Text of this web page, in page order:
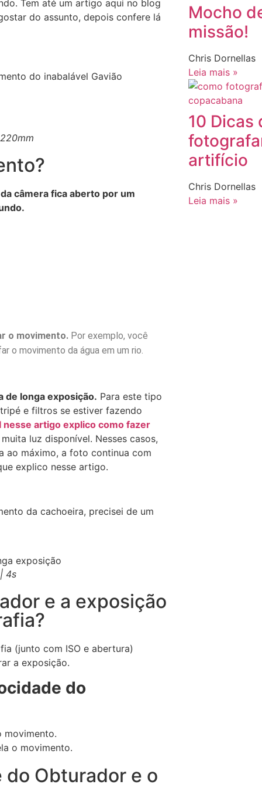
Tem até um artigo aqui no blog
do assunto, depois confere lá
do inabalável Gavião
câmera fica aberto por um
o movimento. Por exemplo, você
o movimento da água em um rio.
de longa exposição. Para este tipo
e filtros se estiver fazendo
nesse artigo explico como fazer
luz disponível. Nesses casos,
ao máximo, a foto continua com
explico nesse artigo.
da cachoeira, precisei de um
4s
e a exposição
(junto com ISO e abertura)
a exposição.
do
movimento.
o movimento.
do Obturador e o
Mocho
missão!
Chris Dornellas
Leia mais »
10 Dicas
artifício
Chris Dornellas
Leia mais »